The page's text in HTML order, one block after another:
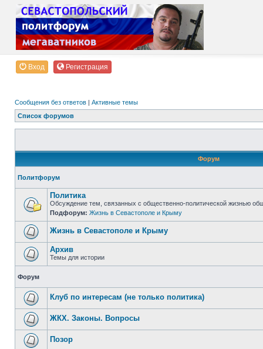
Вход Регистрация
Сообщения без ответов | Активные темы
Список форумов
Форум
Политфорум
Политика
Обсуждение тем, связанных с общественно-политической жизнью
Подфорум: Жизнь в Севастополе и Крыму
Жизнь в Севастополе и Крыму
Архив
Темы для истории
Форум
Клуб по интересам (не только политика)
ЖКХ. Законы. Вопросы
Позор